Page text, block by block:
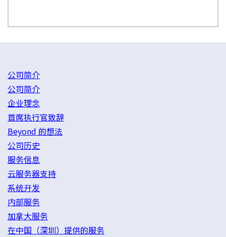
公司简介
公司简介
企业理念
首席执行官致辞
Beyond 的想法
公司历史
服务信息
云服务器支持
系统开发
内部服务
加拿大服务
在中国（深圳）提供的服务